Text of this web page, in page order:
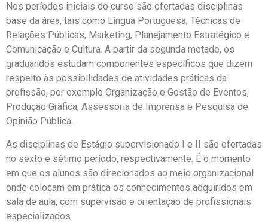
Nos períodos iniciais do curso são ofertadas disciplinas
base da área, tais como Língua Portuguesa, Técnicas de
Relações Públicas, Marketing, Planejamento Estratégico e
Comunicação e Cultura. A partir da segunda metade, os
graduandos estudam componentes específicos que dizem
respeito às possibilidades de atividades práticas da
profissão, por exemplo Organização e Gestão de Eventos,
Produção Gráfica, Assessoria de Imprensa e Pesquisa de
Opinião Pública.
As disciplinas de Estágio supervisionado I e II são ofertadas
no sexto e sétimo período, respectivamente. É o momento
em que os alunos são direcionados ao meio organizacional
onde colocam em prática os conhecimentos adquiridos em
sala de aula, com supervisão e orientação de profissionais
especializados.